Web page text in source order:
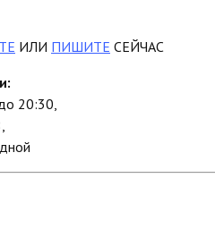
ИЛИ ПИШИТЕ СЕЙЧАС
20:30,